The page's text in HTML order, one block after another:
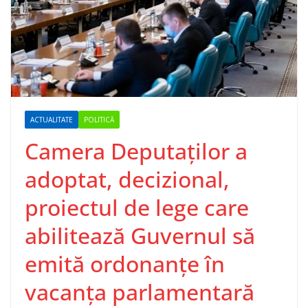
ACTUALITATE POLITICĂ
Camera Deputaţilor a
adoptat, decizional,
proiectul de lege care
abilitează Guvernul să
emită ordonanţe în
vacanţa parlamentară